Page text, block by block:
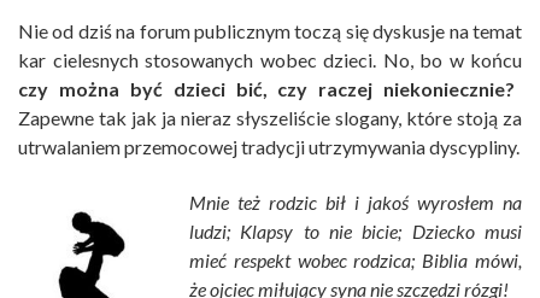
Nie od dziś na forum publicznym toczą się dyskusje na temat
kar cielesnych stosowanych wobec dzieci. No, bo w końcu
czy można być dzieci bić, czy raczej niekoniecznie?
Zapewne tak jak ja nieraz słyszeliście slogany, które stoją za
utrwalaniem przemocowej tradycji utrzymywania dyscypliny.
Mnie też rodzic bił i jakoś wyrosłem na
ludzi; Klapsy to nie bicie; Dziecko musi
mieć respekt wobec rodzica; Biblia mówi,
że ojciec miłujący syna nie szczędzi rózgi!